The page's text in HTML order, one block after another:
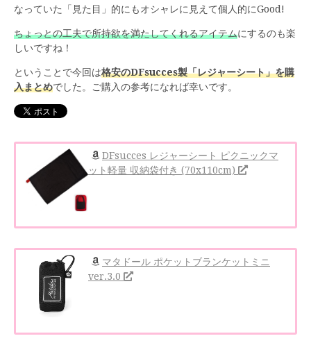
なっていた「見た目」的にもオシャレに見えて個人的にGood!
ちょっとの工夫で所持欲を満たしてくれるアイテムにするのも楽
しいですね！
ということで今回は格安のDFsucces製「レジャーシート」を購
入まとめでした。ご購入の参考になれば幸いです。
DFsucces レジャーシート ピクニックマ
ット軽量 収納袋付き (70x110cm)
マタドール ポケットブランケットミニ
ver.3.0